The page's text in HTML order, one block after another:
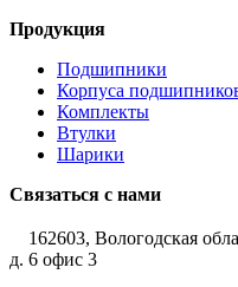
Продукция
Подшипники
Корпуса
Комплекты
Втулки
Шарики
Связаться с нами
162603, Вологодская
д. 6 офис 3